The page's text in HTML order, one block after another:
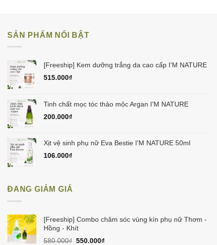
SẢN PHẨM NỔI BẬT
[Freeship] Kem dưỡng trắng da cao cấp I'M NATURE
515.000₫
Tinh chất mọc tóc thảo mộc Argan I'M NATURE
200.000₫
Xịt vệ sinh phụ nữ Eva Bestie I'M NATURE 50ml
106.000₫
ĐANG GIẢM GIÁ
[Freeship] Combo chăm sóc vùng kín phụ nữ Thơm -
Hồng - Khít
580.000₫ Giá
550.000₫Giá